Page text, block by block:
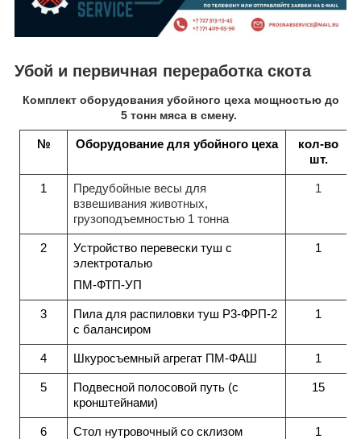
Убой и первичная переработка скота
Комплект оборудования убойного цеха мощностью до
5 тонн мяса в смену.
№ Оборудование для убойного цеха
кол-во
шт.
1
Предубойные весы для
взвешивания животных,
грузоподъемностью 1 тонна
1
2
Устройство перевески туш с
электроталью
ПМ-ФТП-УП
1
3
Пила для распиловки туш Р3-ФРП-2
с балансиром
1
4 Шкуросъемный агрегат ПМ-ФАШ 1
5
Подвесной полосовой путь (с
кронштейнами)
15
6 Стол нутровочный со склизом 1